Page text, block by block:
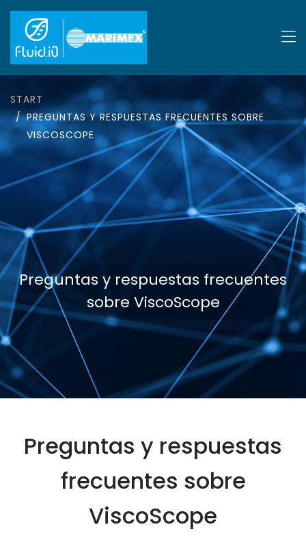
START
PREGUNTAS Y RESPUESTAS FRECUENTES SOBRE
VISCOSCOPE
Preguntas y respuestas frecuentes
sobre ViscoScope
Preguntas y respuestas
frecuentes sobre
ViscoScope